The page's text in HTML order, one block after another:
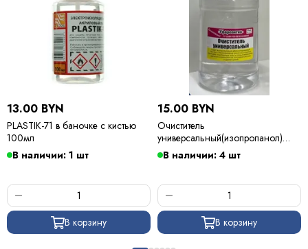
13.00 BYN
PLASTIK-71 в баночке с кистью
100мл
В наличии: 1 шт
В корзину
15.00 BYN
Очиститель
универсальный(изопропанол)
500мл
В наличии: 4 шт
В корзину